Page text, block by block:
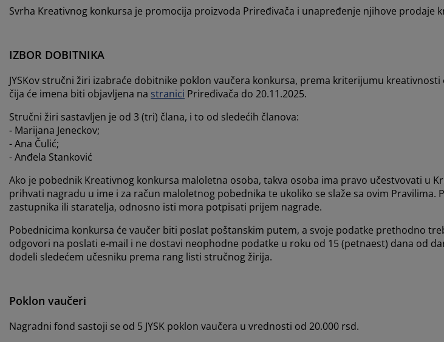
Svrha Kreativnog konkursa je promocija proizvoda Priređivača i unapređenje njihove prodaje
IZBOR DOBITNIKA
JYSKov stručni žiri izabraće dobitnike poklon vaučera konkursa, prema kriterijumu
čija će imena biti objavljena na stranici Priređivača do 20.11.2025.
Stručni žiri sastavljen je od 3 (tri) člana, i to od sledećih članova:
- Marijana Jeneckov;
- Ana Čulić;
- Anđela Stanković
Ako je pobednik Kreativnog konkursa maloletna osoba, takva osoba ima pravo učestvovati u
prihvati nagradu u ime i za račun maloletnog pobednika te ukoliko se slaže sa ovim
zastupnika ili staratelja, odnosno isti mora potpisati prijem nagrade.
Pobednicima konkursa će vaučer biti poslat poštanskim putem, a svoje podatke prethodno
odgovori na poslati e-mail i ne dostavi neophodne podatke u roku od 15 (petnaest) dana od
dodeli sledećem učesniku prema rang listi stručnog žirija.
Poklon vaučeri
Nagradni fond sastoji se od 5 JYSK poklon vaučera u vrednosti od 20.000 rsd.